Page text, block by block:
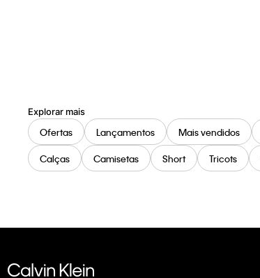
Explorar mais
Ofertas Lançamentos Mais vendidos
Calças Camisetas Short Tricots